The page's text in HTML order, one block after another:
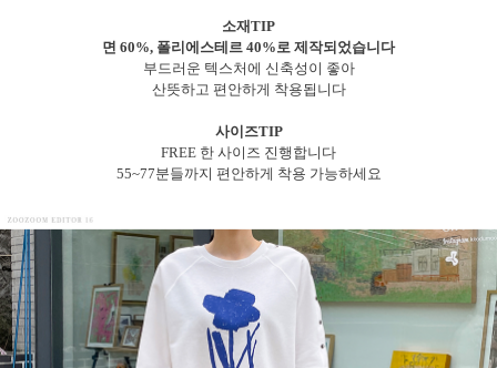
소재TIP
면 60%, 폴리에스테르 40%로 제작되었습니다
부드러운 텍스처에 신축성이 좋아
산뜻하고 편안하게 착용됩니다
사이즈TIP
FREE 한 사이즈 진행합니다
55~77분들까지 편안하게 착용 가능하세요